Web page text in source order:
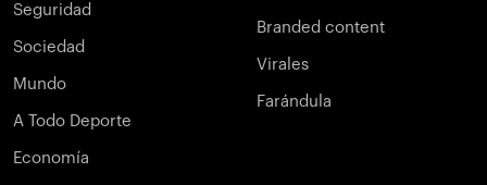
Seguridad
Sociedad
Mundo
A Todo Deporte
Economía
Branded content
Virales
Farándula